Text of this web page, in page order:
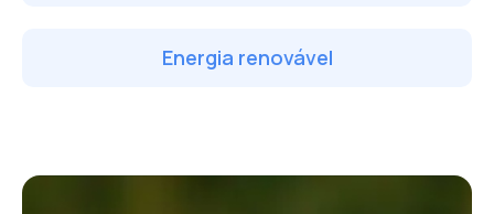
Energia renovável